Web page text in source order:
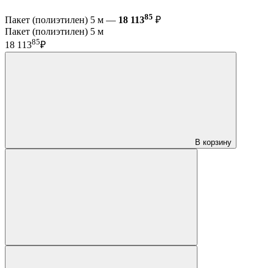
Пакет (полиэтилен) 5 м — 18 11385 ₽
Пакет (полиэтилен) 5 м
18 11385₽
В корзину